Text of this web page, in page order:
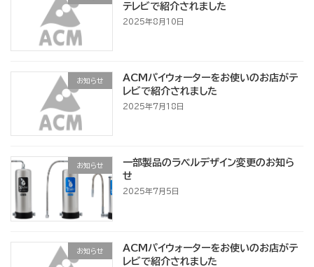
テレビで紹介されました
2025年8月10日
お知らせ
ACMパイウォーターをお使いのお店がテ
レビで紹介されました
2025年7月18日
お知らせ
一部製品のラベルデザイン変更のお知ら
せ
2025年7月5日
お知らせ
ACMパイウォーターをお使いのお店がテ
レビで紹介されました